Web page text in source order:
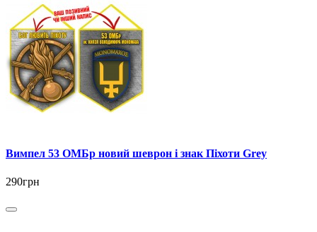
Вимпел 53 ОМБр новий шеврон і знак Піхоти Grey
290грн